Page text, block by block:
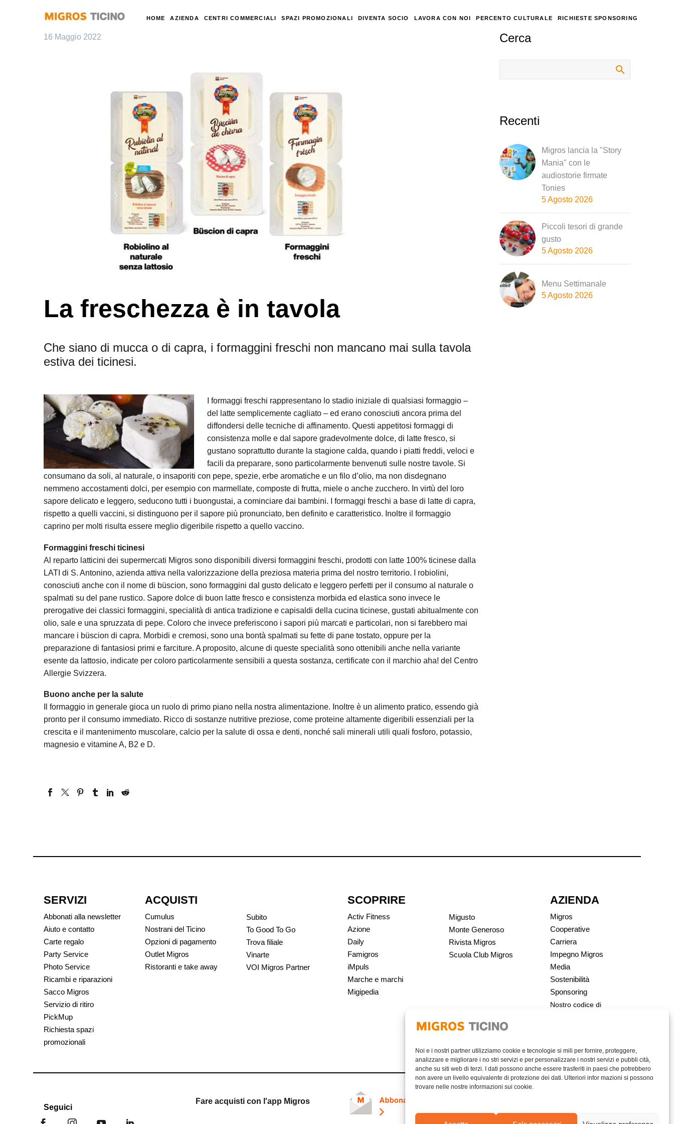
Noi e i nostri partner utilizziamo cookie e tecnologie si mili per fornire, proteggere,
analizzare e migliorare i no stri servizi e per personalizzare i nostri servizi e pubbli cità,
anche su siti web di terzi. I dati possono anche essere trasferiti in paesi che potrebbero
non avere un livello equivalente di protezione dei dati. Ulteriori infor mazioni si possono
trovare nelle nostre informazioni sui cookie.
HOME AZIENDA CENTRI COMMERCIALI SPAZI PROMOZIONALI DIVENTA SOCIO LAVORA CON NOI PERCENTO CULTURALE RICHIESTE SPONSORING
16 Maggio 2022
La freschezza è in tavola
Che siano di mucca o di capra, i formaggini freschi non mancano mai sulla tavola
estiva dei ticinesi.
I formaggi freschi rappresentano lo stadio iniziale di qualsiasi formaggio –
del latte semplicemente cagliato – ed erano conosciuti ancora prima del
diffondersi delle tecniche di affinamento. Questi appetitosi formaggi di
consistenza molle e dal sapore gradevolmente dolce, di latte fresco, si
gustano soprattutto durante la stagione calda, quando i piatti freddi, veloci e
facili da preparare, sono particolarmente benvenuti sulle nostre tavole. Si
consumano da soli, al naturale, o insaporiti con pepe, spezie, erbe aromatiche e un filo d’olio, ma non disdegnano
nemmeno accostamenti dolci, per esempio con marmellate, composte di frutta, miele o anche zucchero. In virtù del loro
sapore delicato e leggero, seducono tutti i buongustai, a cominciare dai bambini. I formaggi freschi a base di latte di capra,
rispetto a quelli vaccini, si distinguono per il sapore più pronunciato, ben definito e caratteristico. Inoltre il formaggio
caprino per molti risulta essere meglio digeribile rispetto a quello vaccino.
Formaggini freschi ticinesi
Al reparto latticini dei supermercati Migros sono disponibili diversi formaggini freschi, prodotti con latte 100% ticinese dalla
LATI di S. Antonino, azienda attiva nella valorizzazione della preziosa materia prima del nostro territorio. I robiolini,
conosciuti anche con il nome di büscion, sono formaggini dal gusto delicato e leggero perfetti per il consumo al naturale o
spalmati su del pane rustico. Sapore dolce di buon latte fresco e consistenza morbida ed elastica sono invece le
prerogative dei classici formaggini, specialità di antica tradizione e capisaldi della cucina ticinese, gustati abitualmente con
olio, sale e una spruzzata di pepe. Coloro che invece preferiscono i sapori più marcati e particolari, non si farebbero mai
mancare i büscion di capra. Morbidi e cremosi, sono una bontà spalmati su fette di pane tostato, oppure per la
preparazione di fantasiosi primi e farciture. A proposito, alcune di queste specialità sono ottenibili anche nella variante
esente da lattosio, indicate per coloro particolarmente sensibili a questa sostanza, certificate con il marchio aha! del Centro
Allergie Svizzera.
Buono anche per la salute
Il formaggio in generale gioca un ruolo di primo piano nella nostra alimentazione. Inoltre è un alimento pratico, essendo già
pronto per il consumo immediato. Ricco di sostanze nutritive preziose, come proteine altamente digeribili essenziali per la
crescita e il mantenimento muscolare, calcio per la salute di ossa e denti, nonché sali minerali utili quali fosforo, potassio,
magnesio e vitamine A, B2 e D.
Cerca
Recenti
Migros lancia la "Story
Mania" con le
audiostorie firmate
Tonies
5 Agosto 2026
Piccoli tesori di grande
gusto
5 Agosto 2026
Menu Settimanale
5 Agosto 2026
SERVIZI
Abbonati alla newsletter
Aiuto e contatto
Carte regalo
Party Service
Photo Service
Ricambi e riparazioni
Sacco Migros
Servizio di ritiro
PickMup
Richiesta spazi
promozionali
ACQUISTI
Cumulus
Nostrani del Ticino
Opzioni di pagamento
Outlet Migros
Ristoranti e take away
Subito
To Good To Go
Trova filiale
Vinarte
VOI Migros Partner
SCOPRIRE
Activ Fitness
Azione
Daily
Famigros
iMpuls
Marche e marchi
Migipedia
Migusto
Monte Generoso
Rivista Migros
Scuola Club Migros
AZIENDA
Migros
Cooperative
Carriera
Impegno Migros
Media
Sostenibilità
Sponsoring
Nostro codice di
Seguici
Fare acquisti con l'app Migros